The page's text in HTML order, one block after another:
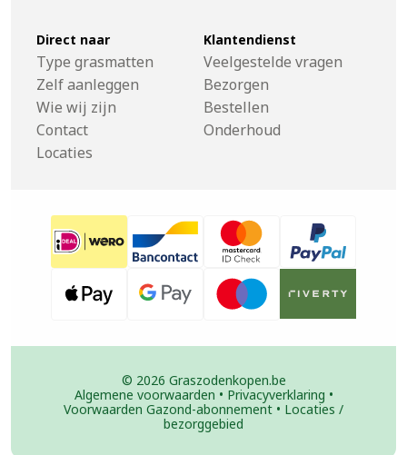
Direct naar
Type grasmatten
Zelf aanleggen
Wie wij zijn
Contact
Locaties
Klantendienst
Veelgestelde vragen
Bezorgen
Bestellen
Onderhoud
© 2026 Graszodenkopen.be
Algemene voorwaarden • Privacyverklaring •
Voorwaarden Gazond-abonnement • Locaties /
bezorggebied